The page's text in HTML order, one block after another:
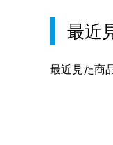
最近
最近見た商